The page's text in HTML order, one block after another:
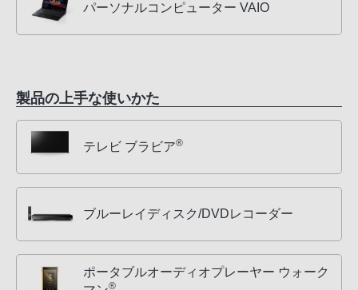
パーソナルコンピューター VAIO
製品の上手な使いかた
テレビ ブラビア®
ブルーレイディスク/DVDレコーダー
ポータブルオーディオプレーヤー ウォーク
®